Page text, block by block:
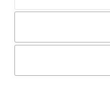
Incluir imagem :
Primeiro autentique-se...